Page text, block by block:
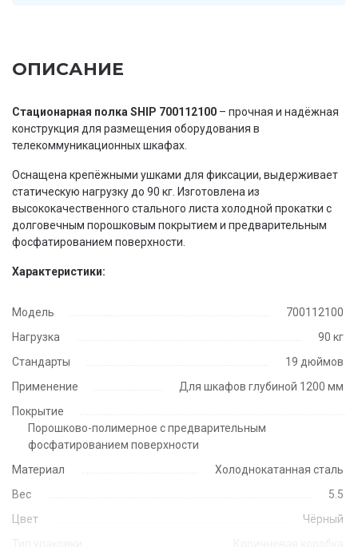
ОПИСАНИЕ
Стационарная полка SHIP 700112100 – прочная и надёжная
конструкция для размещения оборудования в
телекоммуникационных шкафах.
Оснащена крепёжными ушками для фиксации, выдерживает
статическую нагрузку до 90 кг. Изготовлена из
высококачественного стального листа холодной прокатки с
долговечным порошковым покрытием и предварительным
фосфатированием поверхности.
Характеристики:
Модель
700112100
Нагрузка
90 кг
Стандарты
19 дюймов
Применение
Для шкафов глубиной 1200 мм
Покрытие
Порошково-полимерное с предварительным
фосфатированием поверхности
Материал
Холоднокатанная сталь
Вес
5.5
Цвет
Чёрный